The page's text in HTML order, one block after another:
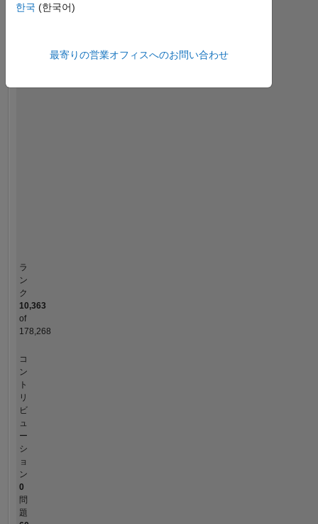
計
ラ
ン
ク
10,363
of
178,268
コ
ン
ト
リ
ビ
ュ
ー
シ
ョ
ン
0
問
題
한국 (한국어)
最寄りの営業オフィスへのお問い合わせ